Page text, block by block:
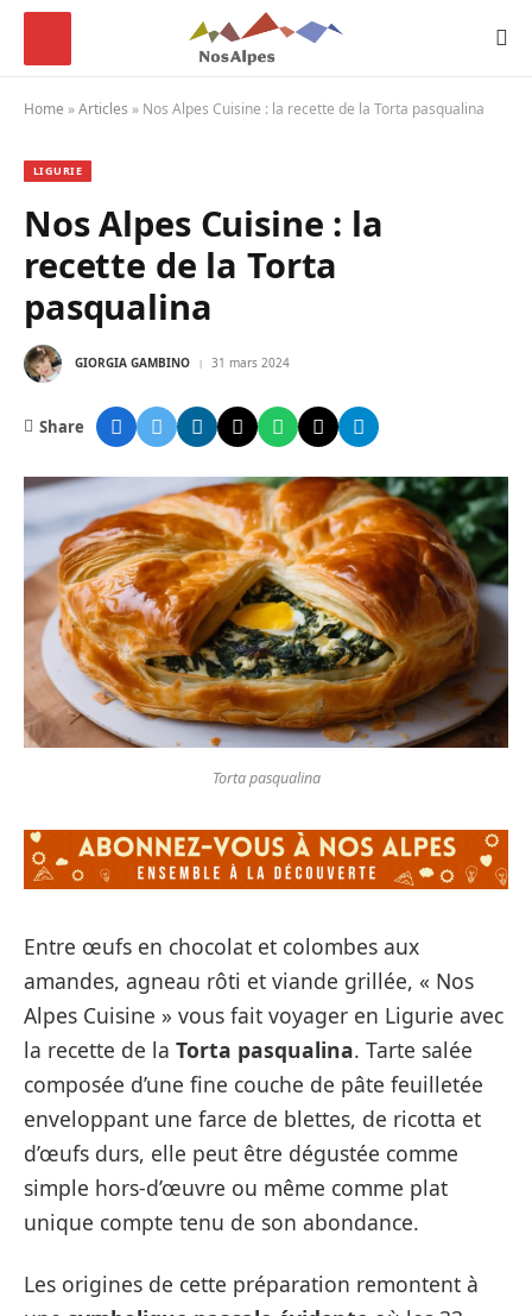
Home »Articles » Nos Alpes Cuisine : la recette de la Torta pasqualina
LIGURIE
Nos Alpes Cuisine : la
recette de la Torta
pasqualina
GIORGIA GAMBINO 31 mars 2024
Share
Torta pasqualina
Entre œufs en chocolat et colombes aux
amandes, agneau rôti et viande grillée, « Nos
Alpes Cuisine » vous fait voyager en Ligurie avec
la recette de la Torta pasqualina. Tarte salée
composée d’une fine couche de pâte feuilletée
enveloppant une farce de blettes, de ricotta et
d’œufs durs, elle peut être dégustée comme
simple hors-d’œuvre ou même comme plat
unique compte tenu de son abondance.
Les origines de cette préparation remontent à